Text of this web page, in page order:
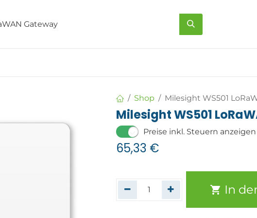
Shop Milesight WS501
Milesight WS501
Preise inkl. Steuern anzeigen
65,33 €
In